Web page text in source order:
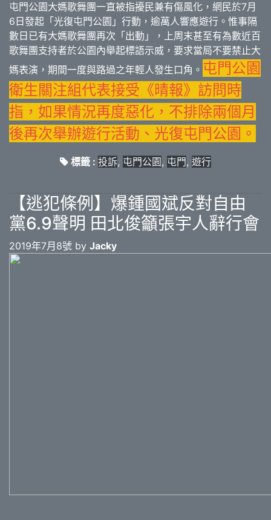
屯門公園大媽歌舞團一直被指擾民兼有傷風化，網民於7月
6日發起「光復屯門公園」行動，逾萬人響應遊行。惟事隔
數日已有大媽歌舞團再次「出動」，上周末甚至有為數近百
歌舞團支持者於公園內舉起標語示威，要求當局不要禁止大
媽表演，期間一度與路過之年輕人發生口角。 屯門公園
衛生關注組代表接受《晴報》訪問時
指，如果情況再度惡化，不排除兩個月
後再次舉辦遊行活動、光復屯門公園。
標籤 : 投訴, 屯門公園, 屯門, 遊行
【逃犯條例】爆鍾國斌反對自由
黨6.9聲明 田北俊籲張宇人辭行會
2019年7月8號 by Jacky